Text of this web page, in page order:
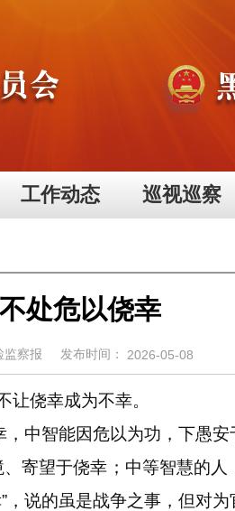
工作动态 巡视巡察
处危以侥幸
监察报 发布时间： 2026-05-08
侥幸成为不幸。
中智能因危以为功，下愚安
寄望于侥幸；中等智慧的
说的虽是战争之事，但对